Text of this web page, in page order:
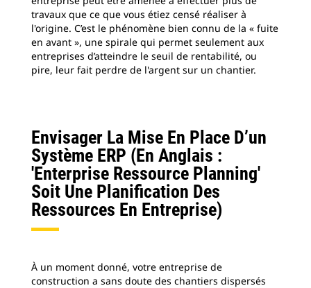
travaux que ce que vous étiez censé réaliser à
l'origine. C’est le phénomène bien connu de la « fuite
en avant », une spirale qui permet seulement aux
entreprises d’atteindre le seuil de rentabilité, ou
pire, leur fait perdre de l'argent sur un chantier.
Envisager La Mise En Place D’un
Système ERP (En Anglais :
'Enterprise Ressource Planning'
Soit Une Planification Des
Ressources En Entreprise)
À un moment donné, votre entreprise de
construction a sans doute des chantiers dispersés